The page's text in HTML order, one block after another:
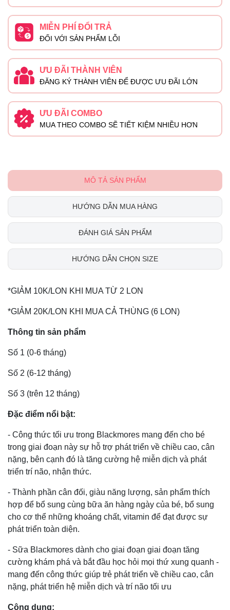
MIỄN PHÍ ĐỔI TRẢ
ĐỐI VỚI SẢN PHẨM LỖI
ƯU ĐÃI THÀNH VIÊN
ĐĂNG KÝ THÀNH VIÊN ĐỂ ĐƯỢC ƯU ĐÃI LỚN
ƯU ĐÃI COMBO
MUA THEO COMBO SẼ TIẾT KIỆM NHIỀU HƠN
MÔ TẢ SẢN PHẨM
HƯỚNG DẪN MUA HÀNG
ĐÁNH GIÁ SẢN PHẨM
HƯỚNG DẪN CHỌN SIZE
*GIẢM 10K/LON KHI MUA TỪ 2 LON
*GIẢM 20K/LON KHI MUA CẢ THÙNG (6 LON)
Thông tin sản phẩm
Số 1 (0-6 tháng)
Số 2 (6-12 tháng)
Số 3 (trên 12 tháng)
Đặc điểm nổi bật:
- Công thức tối ưu trong Blackmores mang đến cho bé
trong giai đoạn này sự hỗ trợ phát triển về chiều cao, cân
nặng, bên cạnh đó là tăng cường hệ miễn dịch và phát
triển trí não, nhận thức.
- Thành phần cân đối, giàu năng lượng, sản phẩm thích
hợp để bổ sung cùng bữa ăn hàng ngày của bé, bổ sung
cho cơ thể những khoáng chất, vitamin để đạt được sự
phát triển toàn diện.
- Sữa Blackmores dành cho giai đoạn giai đoạn tăng
cường khám phá và bắt đầu học hỏi mọi thứ xung quanh -
mang đến công thức giúp trẻ phát triển về chiều cao, cân
nặng, phát triển hệ miễn dịch và trí não tối ưu
Công dụng: